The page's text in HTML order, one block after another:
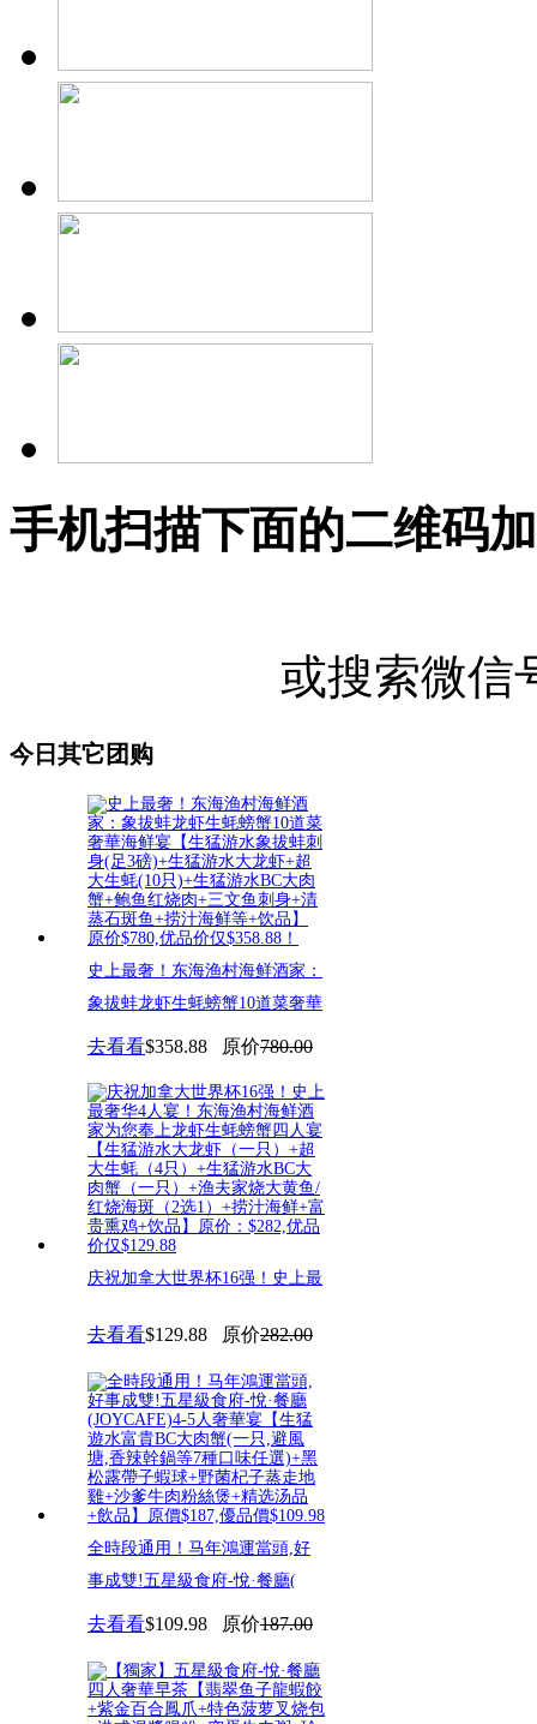
手机扫描下面的二维码
或搜索微信
今日其它团购
史上最奢！东海渔村海鲜酒家：
象拔蚌龙虾生蚝螃蟹10道菜奢華
去看看$358.88 原价780.00
庆祝加拿大世界杯16强！史上最
去看看$129.88 原价282.00
全時段通用！马年鴻運當頭,好
事成雙!五星級食府-悅·餐廳(
去看看$109.98 原价187.00